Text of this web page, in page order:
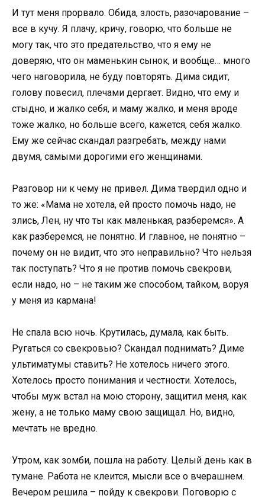
И тут меня прорвало. Обида, злость, разочарование –
все в кучу. Я плачу, кричу, говорю, что больше не
могу так, что это предательство, что я ему не
доверяю, что он маменькин сынок, и вообще… много
чего наговорила, не буду повторять. Дима сидит,
голову повесил, плечами дергает. Видно, что ему и
стыдно, и жалко себя, и маму жалко, и меня вроде
тоже жалко, но больше всего, кажется, себя жалко.
Ему же сейчас скандал разгребать, между нами
двумя, самыми дорогими его женщинами.
Разговор ни к чему не привел. Дима твердил одно и
то же: «Мама не хотела, ей просто помочь надо, не
злись, Лен, ну что ты как маленькая, разберемся». А
как разберемся, не понятно. И главное, не понятно –
почему он не видит, что это неправильно? Что нельзя
так поступать? Что я не против помочь свекрови,
если надо, но – не таким же способом, тайком, воруя
у меня из кармана!
Не спала всю ночь. Крутилась, думала, как быть.
Ругаться со свекровью? Скандал поднимать? Диме
ультиматумы ставить? Не хотелось ничего этого.
Хотелось просто понимания и честности. Хотелось,
чтобы муж встал на мою сторону, защитил меня, как
жену, а не только маму свою защищал. Но, видно,
мечтать не вредно.
Утром, как зомби, пошла на работу. Целый день как в
тумане. Работа не клеится, мысли все о вчерашнем.
Вечером решила – пойду к свекрови. Поговорю с